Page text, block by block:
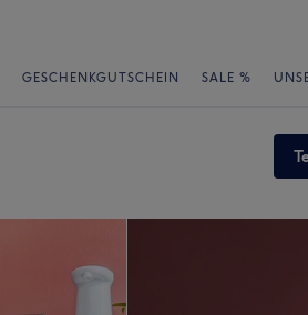
GESCHENKGUTSCHEIN SALE %